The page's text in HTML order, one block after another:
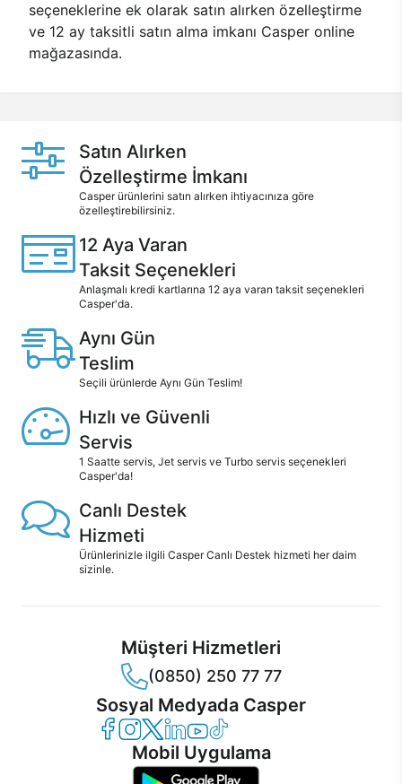
seçeneklerine ek olarak satın alırken özelleştirme
ve 12 ay taksitli satın alma imkanı Casper online
mağazasında.
Satın Alırken
Özelleştirme İmkanı
Casper ürünlerini satın alırken ihtiyacınıza göre
özelleştirebilirsiniz.
12 Aya Varan
Taksit Seçenekleri
Anlaşmalı kredi kartlarına 12 aya varan taksit seçenekleri
Casper'da.
Aynı Gün
Teslim
Seçili ürünlerde Aynı Gün Teslim!
Hızlı ve Güvenli
Servis
1 Saatte servis, Jet servis ve Turbo servis seçenekleri
Casper'da!
Canlı Destek
Hizmeti
Ürünlerinizle ilgili Casper Canlı Destek hizmeti her daim
sizinle.
Müşteri Hizmetleri
(0850) 250 77 77
Sosyal Medyada Casper
Casper Facebook
Casper Instagram
Casper Twitter
Casper LinkedIn
Casper YouTube
Casper TikTok
Mobil Uygulama